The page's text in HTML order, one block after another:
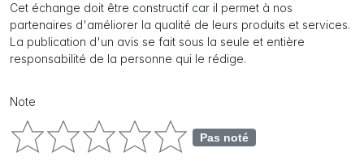
Cet échange doit être constructif car il permet à nos
partenaires d'améliorer la qualité de leurs produits et services.
La publication d'un avis se fait sous la seule et entière
responsabilité de la personne qui le rédige.
Note
Pas noté